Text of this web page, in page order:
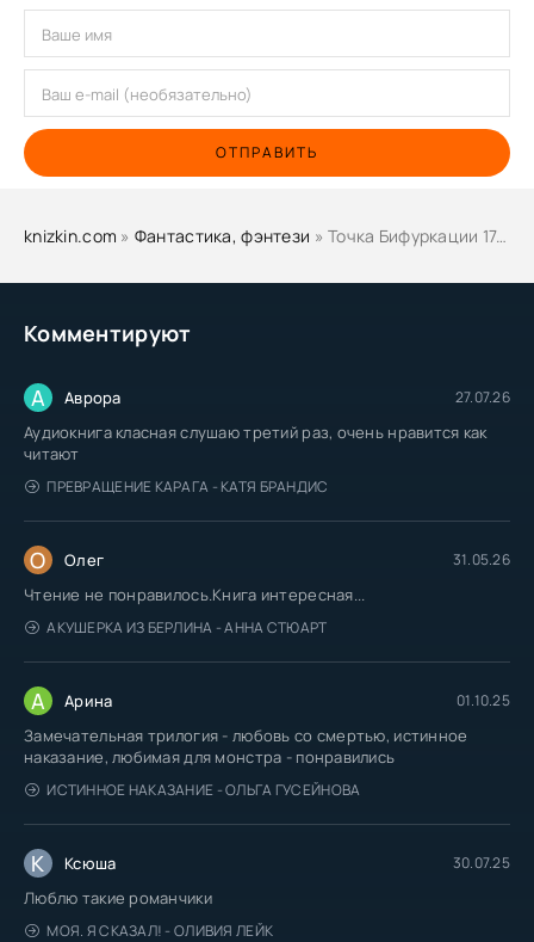
Комментируют
А Аврора 27.07.26
Аудиокнига класная слушаю третий раз, очень нравится как
читают
ПРЕВРАЩЕНИЕ КАРАГА - КАТЯ БРАНДИС
О Олег 31.05.26
Чтение не понравилось.Книга интересная...
АКУШЕРКА ИЗ БЕРЛИНА - АННА СТЮАРТ
А Арина 01.10.25
Замечательная трилогия - любовь со смертью, истинное
наказание, любимая для монстра - понравились
ИСТИННОЕ НАКАЗАНИЕ - ОЛЬГА ГУСЕЙНОВА
К Ксюша 30.07.25
Люблю такие романчики
МОЯ. Я СКАЗАЛ! - ОЛИВИЯ ЛЕЙК
ОТПРАВИТЬ
knizkin.com » Фантастика, фэнтези » Точка Бифуркации 17. Финал - Дейлор Смит